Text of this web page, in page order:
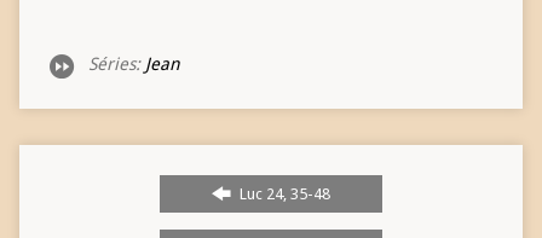
Séries: Jean
Luc 24, 35-48